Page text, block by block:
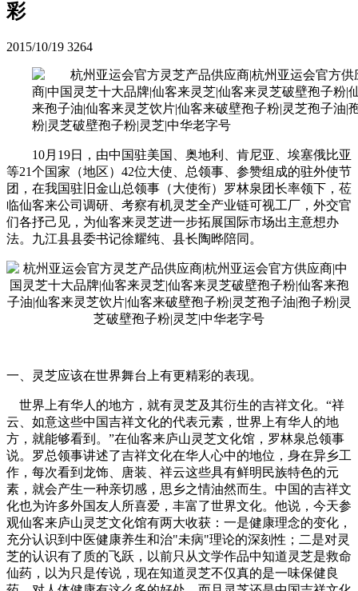
彩
2015/10/19 3264
10月19日，由中国驻美国、奥地利、肯尼亚、埃塞俄比亚
等21个国家（地区）42位大使、总领事、参赞组成的驻外使节
团，在我国驻旧金山总领事（大使衔）罗林泉团长率领下，莅
临仙客来公司调研、考察有机灵芝全产业链可视工厂，外交官
们各抒己见，为仙客来灵芝进一步拓展国际市场出主意想办
法。九江县县委书记徐耀纯、县长陶晔陪同。
一、灵芝应该在世界舞台上有更精彩的表现。
世界上有华人的地方，就有灵芝及其衍生的吉祥文化。“祥
云、如意这些中国吉祥文化的代表元素，世界上有华人的地
方，就能够看到。”在仙客来庐山灵芝文化馆，罗林泉总领事
说。罗总领事讲述了吉祥文化在华人心中的地位，身在异乡工
作，每次看到龙饰、唐装、祥云这些具有鲜明民族特色的元
素，就会产生一种亲切感，思乡之情油然而生。中国的吉祥文
化也为许多外国友人所喜爱，丰富了世界文化。他说，今天参
观仙客来庐山灵芝文化馆有两大收获：一是健康理念的变化，
充分认识到中医健康养生和治"未病"理论的深刻性；二是对灵
芝的认识有了质的飞跃，以前只从文学作品中知道灵芝是救命
仙药，以为只是传说，现在知道灵芝不仅真的是一味保健良